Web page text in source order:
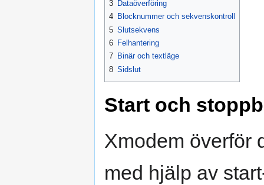
3 Dataöverföring
4 Blocknummer och sekvenskontroll
5 Slutsekvens
6 Felhantering
7 Binär och textläge
8 Sidslut
Start och
Xmodem överför
med hjälp av